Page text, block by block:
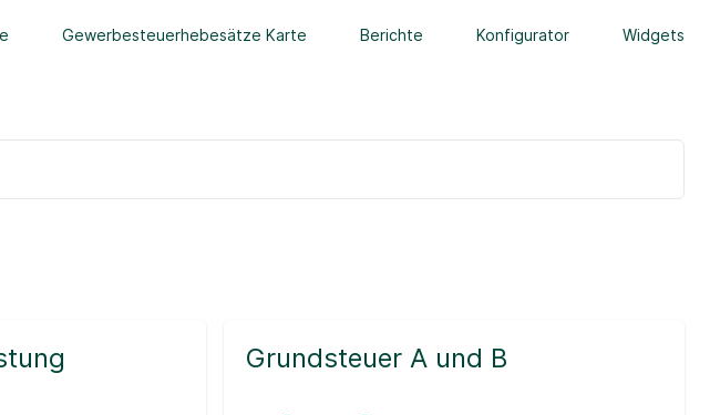
Gewerbesteuerhebesätze Karte Berichte Konfigurator Widgets
Grundsteuer A und B